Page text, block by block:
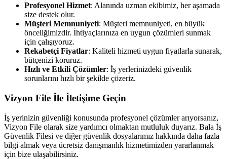
Profesyonel Hizmet: Alanında uzman ekibimiz, her aşamada
size destek olur.
Müşteri Memnuniyeti: Müşteri memnuniyeti, en büyük
önceliğimizdir. İhtiyaçlarınıza en uygun çözümleri sunmak
için çalışıyoruz.
Rekabetçi Fiyatlar: Kaliteli hizmeti uygun fiyatlarla sunarak,
bütçenizi koruruz.
Hızlı ve Etkili Çözümler: İş yerlerinizdeki güvenlik
sorunlarını hızlı bir şekilde çözeriz.
Vizyon File İle İletişime Geçin
İş yerinizin güvenliği konusunda profesyonel çözümler arıyorsanız,
Vizyon File olarak size yardımcı olmaktan mutluluk duyarız. Bala İş
Güvenlik Filesi ve diğer güvenlik dosyalarımız hakkında daha fazla
bilgi almak veya ücretsiz danışmanlık hizmetimizden yararlanmak
için bize ulaşabilirsiniz.